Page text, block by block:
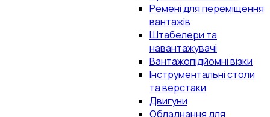
Ремені для переміщення
вантажів
Штабелери та
навантажувачі
Вантажопідйомні візки
Інструментальні столи
та верстаки
Двигуни
Обладнання для